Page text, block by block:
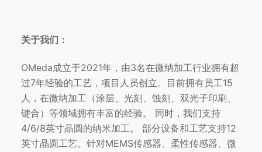
关于我们：
OMeda成立于2021年，由3名在微纳加工行业拥有超
过7年经验的工艺，项目人员创立。目前拥有员工15
人，在微纳加工（涂层、光刻、蚀刻、双光子印刷、
键合）等领域拥有丰富的经验。 同时，我们支持
4/6/8英寸晶圆的纳米加工。 部分设备和工艺支持12
英寸晶圆工艺。针对MEMS传感器、柔性传感器、微